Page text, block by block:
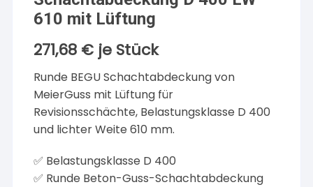
610 mit Lüftung
271,68 € je Stück
Runde BEGU Schachtabdeckung von
MeierGuss mit Lüftung für
Revisionsschächte, Belastungsklasse D 400
und lichter Weite 610 mm.
✅ Belastungsklasse D 400
✅ Runde Beton-Guss-Schachtabdeckung